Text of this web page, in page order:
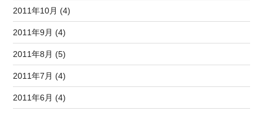
2011年10月 (4)
2011年9月 (4)
2011年8月 (5)
2011年7月 (4)
2011年6月 (4)